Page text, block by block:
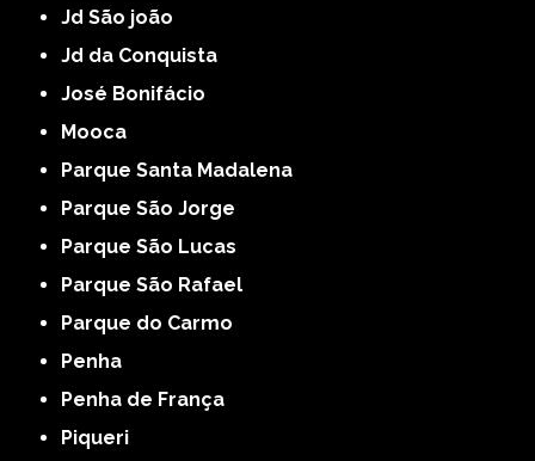
Jd São joão
Jd da Conquista
José Bonifácio
Mooca
Parque Santa Madalena
Parque São Jorge
Parque São Lucas
Parque São Rafael
Parque do Carmo
Penha
Penha de França
Piqueri